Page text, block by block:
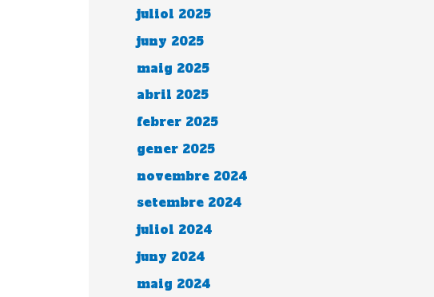
juliol 2025
juny 2025
maig 2025
abril 2025
febrer 2025
gener 2025
novembre 2024
setembre 2024
juliol 2024
juny 2024
maig 2024